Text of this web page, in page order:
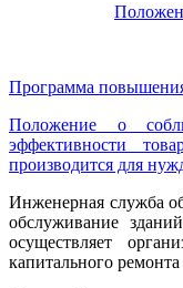
Программа
Положение о
эффективности
производится для
Инженерная служба
обслуживание
осуществляет
капитального